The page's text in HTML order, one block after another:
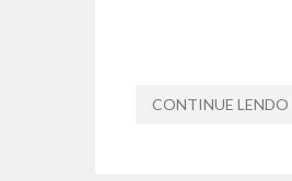
CONTINUE LENDO